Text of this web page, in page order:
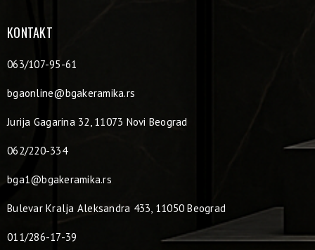
KONTAKT
063/107-95-61
bgaonline@bgakeramika.rs
Jurija Gagarina 32, 11073 Novi Beograd
062/220-334
bga1@bgakeramika.rs
Bulevar Kralja Aleksandra 433, 11050 Beograd
011/286-17-39